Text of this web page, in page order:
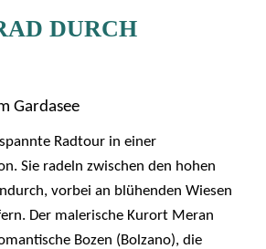
DURCH
Gardasee
Radtour in einer
Sie radeln zwischen den hohen
vorbei an blühenden Wiesen
Der malerische Kurort Meran
Bozen (Bolzano), die